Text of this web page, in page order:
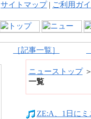
サイトマップ| ご利用ガ
［記事一覧］
ニューストップ
一覧
ZE:A、1日に